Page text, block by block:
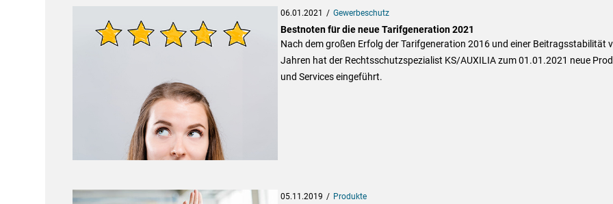
06.01.2021 Gewerbeschutz
Bestnoten für die neue Tarifgeneration 2021
Nach dem großen Erfolg der Tarifgeneration 2016 und einer Beitragsstabilität
Jahren hat der Rechtsschutzspezialist KS/AUXILIA zum 01.01.2021 neue
und Services eingeführt.
05.11.2019 Produkte